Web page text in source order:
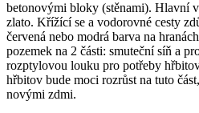
betonovými bloky (stěnami). Hlavní
zlato. Křížící se a vodorovné cesty
červená nebo modrá barva na
pozemek na 2 části: smuteční síň a
rozptylovou louku pro potřeby
hřbitov bude moci rozrůst na tuto
novými zdmi.